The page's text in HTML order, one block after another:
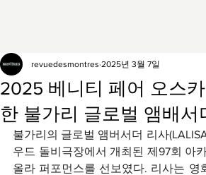
2025 베니티 페어 오스
한 불가리 글로벌 앰배서
revuedesmontres 2025년 3월 7일
불가리의 글로벌 앰버서더 리사
우드 돌비극장에서 개최된 제97회 아
올라 퍼포먼스를 선보였다. 리사는 영